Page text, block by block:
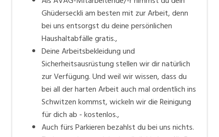
Ghüderseckli am besten mit zur Arbeit, denn
bei uns entsorgst du deine persönlichen
Haushaltabfälle gratis.,
Deine Arbeitsbekleidung und
Sicherheitsausrüstung stellen wir dir natürlich
zur Verfügung. Und weil wir wissen, dass du
bei all der harten Arbeit auch mal ordentlich ins
Schwitzen kommst, wickeln wir die Reinigung
für dich ab - kostenlos.,
Auch fürs Parkieren bezahlst du bei uns nichts.